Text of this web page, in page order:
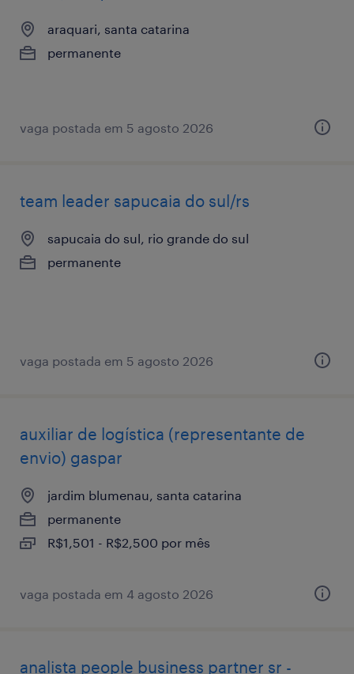
araquari, santa catarina
permanente
vaga postada em 5 agosto 2026
team leader sapucaia do sul/rs
sapucaia do sul, rio grande do sul
permanente
vaga postada em 5 agosto 2026
auxiliar de logística (representante de
envio) gaspar
jardim blumenau, santa catarina
permanente
R$1,501 - R$2,500 por mês
vaga postada em 4 agosto 2026
analista people business partner sr -